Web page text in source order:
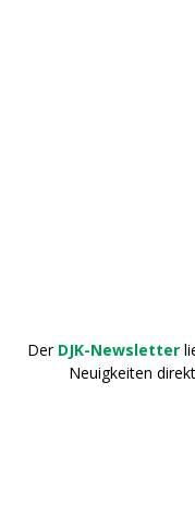
Der DJK-Newsletter
Neuigkeiten